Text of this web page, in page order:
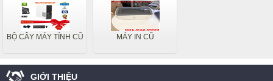
BỘ CÂY MÁY TÍNH CŨ MÁY IN CŨ
GIỚI THIỆU